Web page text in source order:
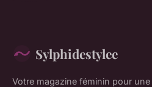
Sylphidestylee
Votre magazine féminin pour